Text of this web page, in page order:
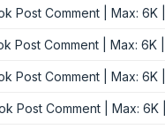
Post Comment | Max: 6K
Comment | Max: 6K |
Post Comment | Max: 6K
Post Comment | Max: 6K